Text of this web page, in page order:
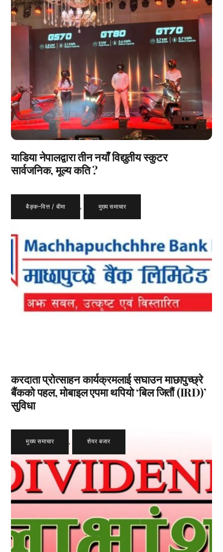
याडिया नेपालद्वारा तीन नयाँ विद्युतीय स्कुटर
सार्वजनिक, मूल्य कति ?
बैङ्क–वित्त / बीमा , मुख्य समाचार
करदाता प्रोत्साहन कार्यक्रमलाई सघाउन माछापुच्छ्रे
बैंकको पहल, मोबाइल एपमा थपियो ‘बिल जितौं (IRD)’
सुविधा
मुख्य समाचार , शेयर बजार